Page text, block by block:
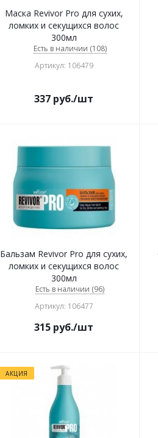
Маска Revivor Pro для сухих,
ломких и секущихся волос
300мл
Есть в наличии (108)
Артикул: 106479
337 руб./шт
Бальзам Revivor Pro для сухих,
ломких и секущихся волос
300мл
Есть в наличии (96)
Артикул: 106477
315 руб./шт
АКЦИЯ